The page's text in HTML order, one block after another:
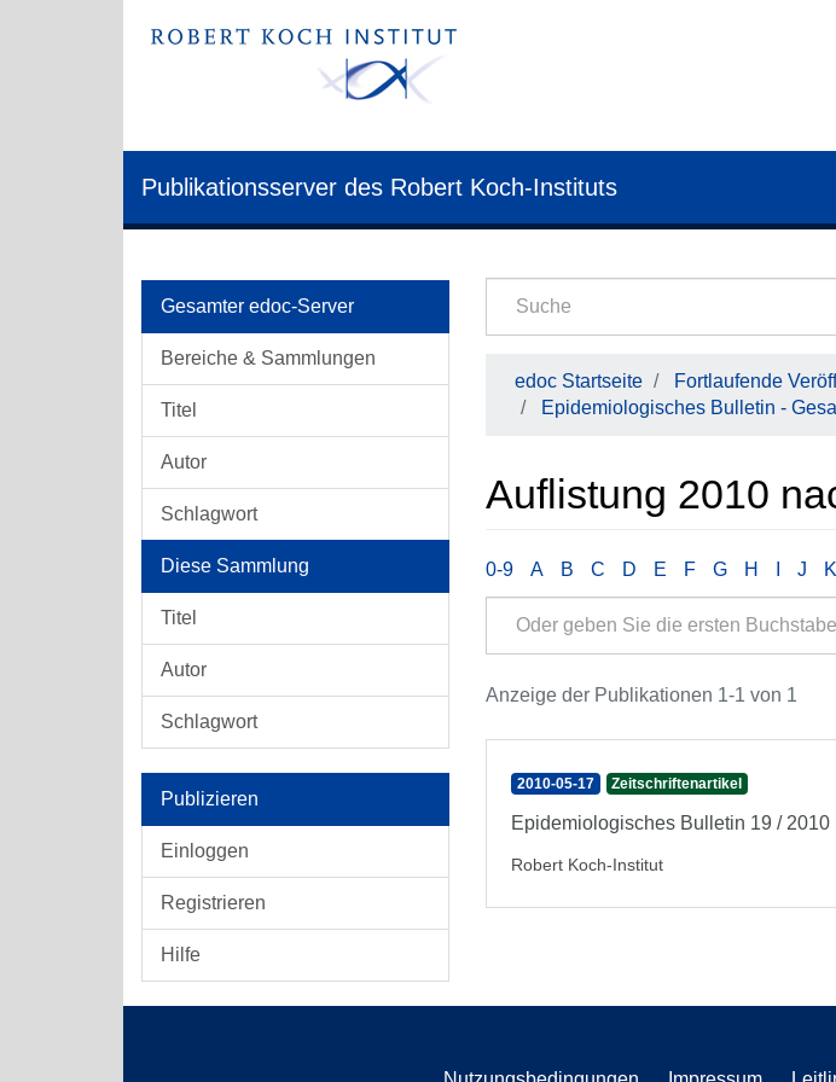
Publikationsserver des Robert Koch-Instituts
Gesamter edoc-Server
Bereiche & Sammlungen
Titel
Autor
Schlagwort
Diese Sammlung
Titel
Autor
Schlagwort
Publizieren
Einloggen
Registrieren
Hilfe
edoc Startseite
Fortlaufende
Epidemiologisches Bulletin -
Auflistung 2010
0-9 A B C D E F G H J K
Anzeige der Publikationen 1-1 von 1
2010-05-17 Zeitschriftenartikel
Epidemiologisches Bulletin 19 / 2010
Robert Koch-Institut